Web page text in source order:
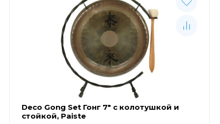
Deco Gong Set Гонг 7" с колотушкой и
стойкой, Paiste